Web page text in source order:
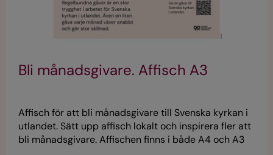
Bli månadsgivare. Affisch A3
Affisch för att bli månadsgivare till Svenska kyrkan i
utlandet. Sätt upp affisch lokalt och inspirera fler att
bli månadsgivare. Affischen finns i både A4 och A3